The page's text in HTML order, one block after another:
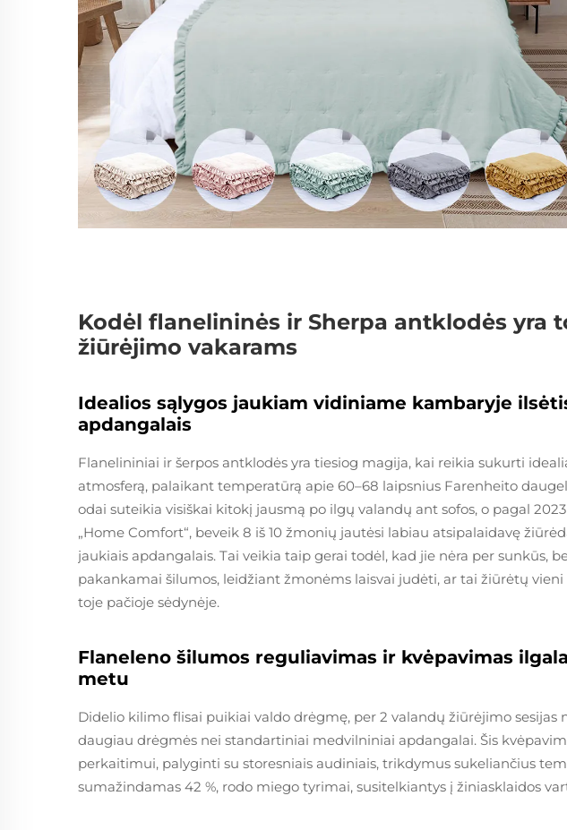
Kodėl flanelininės ir Sherpa antklodės yra
žiūrėjimo vakarams
Idealios sąlygos jaukiam vidiniame kambaryje
apdangalais
Flanelininiai ir šerpos antklodės yra tiesiog magija, kai reikia sukurti
atmosferą, palaikant temperatūrą apie 60–68 laipsnius Farenheito
odai suteikia visiškai kitokį jausmą po ilgų valandų ant sofos, o pagal
„Home Comfort“, beveik 8 iš 10 žmonių jautėsi labiau atsipalaidavę
jaukiais apdangalais. Tai veikia taip gerai todėl, kad jie nėra per sunkūs,
pakankamai šilumos, leidžiant žmonėms laisvai judėti, ar tai žiūrėtų
toje pačioje sėdynėje.
Flaneleno šilumos reguliavimas ir kvėpavimas
metu
Didelio kilimo flisai puikiai valdo drėgmę, per 2 valandų žiūrėjimo sesijas
daugiau drėgmės nei standartiniai medvilniniai apdangalai. Šis
perkaitimui, palyginti su storesniais audiniais, trikdymus sukeliančius
sumažindamas 42 %, rodo miego tyrimai, susitelkiantys į žiniasklaidos